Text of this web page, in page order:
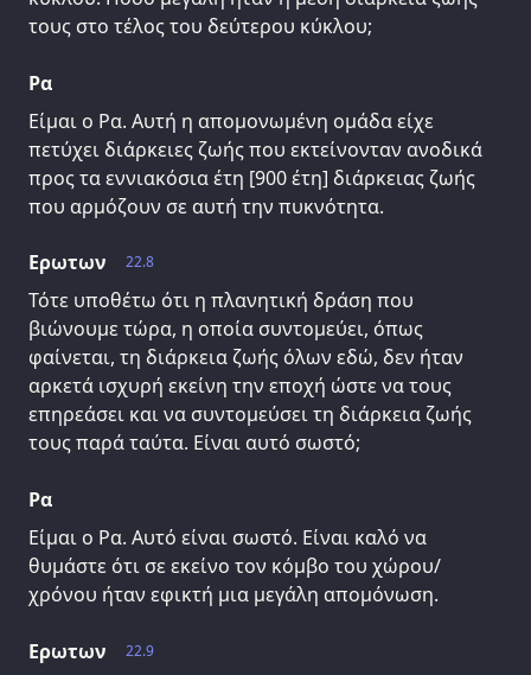
τους στο τέλος του δεύτερου κύκλου;
Ρα
Είμαι ο Ρα. Αυτή η απομονωμένη ομάδα είχε
πετύχει διάρκειες ζωής που εκτείνονταν ανοδικά
προς τα εννιακόσια έτη [900 έτη] διάρκειας ζωής
που αρμόζουν σε αυτή την πυκνότητα.
22.8
Ερωτων
Τότε υποθέτω ότι η πλανητική δράση που
βιώνουμε τώρα, η οποία συντομεύει, όπως
φαίνεται, τη διάρκεια ζωής όλων εδώ, δεν ήταν
αρκετά ισχυρή εκείνη την εποχή ώστε να τους
επηρεάσει και να συντομεύσει τη διάρκεια ζωής
τους παρά ταύτα. Είναι αυτό σωστό;
Ρα
Είμαι ο Ρα. Αυτό είναι σωστό. Είναι καλό να
θυμάστε ότι σε εκείνο τον κόμβο του χώρου/
χρόνου ήταν εφικτή μια μεγάλη απομόνωση.
22.9
Ερωτων